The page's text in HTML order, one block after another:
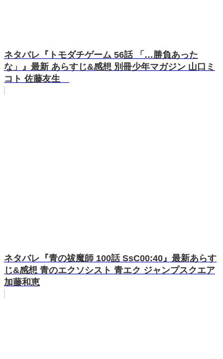
ネタバレ『トモダチゲーム 56話 「…勝負あった
な」』最新 あらすじ&感想 別冊少年マガジン 山口ミ
コト 佐藤友生
ネタバレ『青の祓魔師 100話 SsC00:40』最新あらす
じ&感想 青のエクソシスト 青エク ジャンプスクエア
加藤和恵